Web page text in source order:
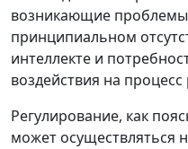
возникающие
принципиальном
интеллекте и
воздействия на
Регулирование, как
может осуществляться